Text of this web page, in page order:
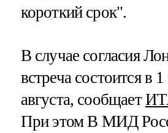
короткий срок".
В случае согласия
встреча состоится в
августа, сообщает
При этом В МИД